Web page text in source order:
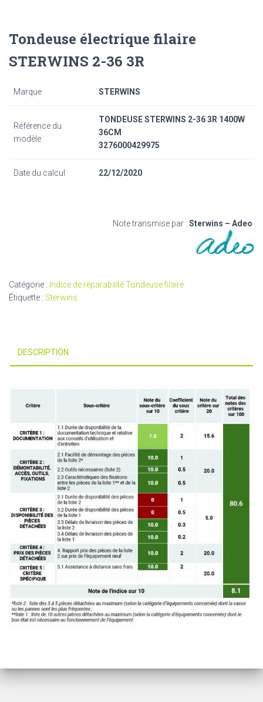
Tondeuse électrique filaire
STERWINS 2-36 3R
Marque STERWINS
Référence du
modèle
TONDEUSE STERWINS 2-36 3R 1400W
36CM
3276000429975
Date du calcul 22/12/2020
Note transmise par : Sterwins – Adeo
Catégorie : Indice de réparabilité Tondeuse filaire
Étiquette : Sterwins
DESCRIPTION